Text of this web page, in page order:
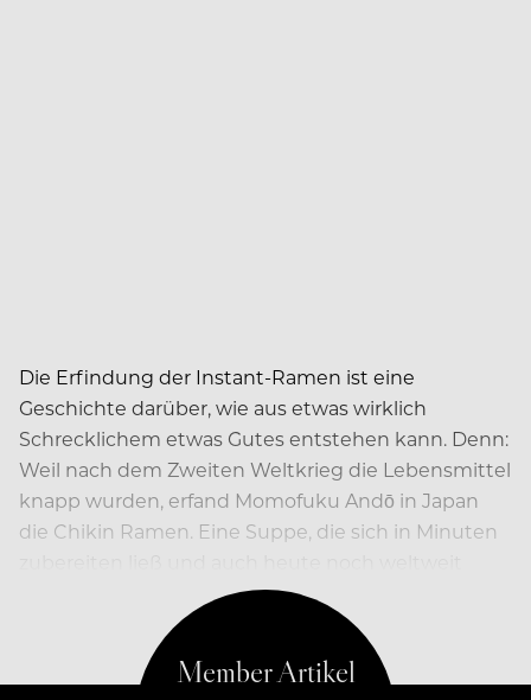
Die Erfindung der Instant-Ramen ist eine
Geschichte darüber, wie aus etwas wirklich
Schrecklichem etwas Gutes entstehen kann. Denn:
Weil nach dem Zweiten Weltkrieg die Lebensmittel
knapp wurden, erfand Momofuku Andō in Japan
die Chikin Ramen. Eine Suppe, die sich in Minuten
gegessen wird. Das ist die Ge­schichte dahinter.